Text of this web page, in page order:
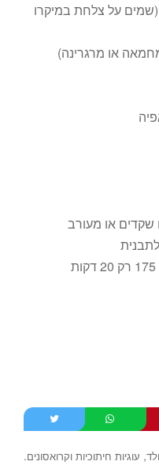
(שמים על צלחת במיקרו
שקדים או מעורב
, עוגיות חיתוכיות וקרואסונים.